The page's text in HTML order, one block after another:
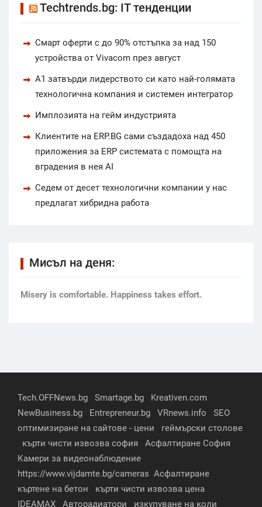
Techtrends.bg: IT тенденции
Смарт оферти с до 90% отстъпка за над 150
устройства от Vivacom през август
А1 затвърди лидерството си като най-голямата
технологична компания и системен интегратор
Имплозията на гейм индустрията
Клиентите на ERP.BG сами създадоха над 450
приложения за ERP системата с помощта на
вградения в нея AI
Седем от десет технологични компании у нас
предлагат хибридна работа
Мисъл на деня:
Мisery is comfortable. Happiness takes effort.
Tech.OFFNews.bg Smartage.bg
Kreativen.com
NewBusiness.bg
Entrepreneur.bg VRnews.info
SEO
оптимизиране на сайтове - цени
геймърски столове
кърти чисти извозва софия
Асфалтиране София
Камери за видеонаблюдение
https://www.vijdamte.bg/cameras Асфалтиране
къртене на бетон
кърти чисти извозва цена
IDEAMAX
Авторадиатори изкупуване на коли